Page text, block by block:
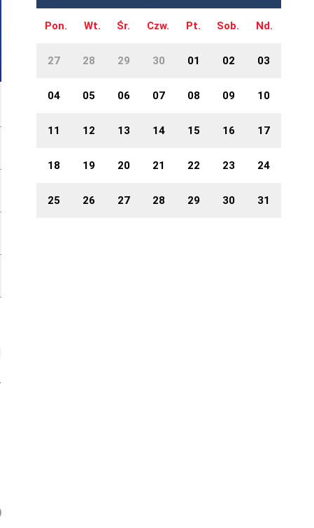
Pon. Wt. Śr. Czw. Pt. Sob. Nd.
27 28 29 30 01 02 03
04 05 06 07 08 09 10
11 12 13 14 15 16 17
18 19 20 21 22 23 24
25 26 27 28 29 30 31